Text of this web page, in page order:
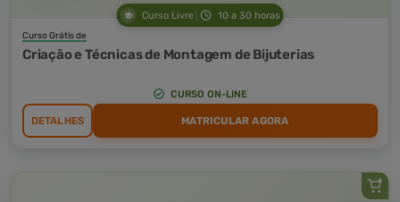
Curso Livre 10 a 30 horas
Curso Grátis de
Criação e Técnicas de Montagem de Bijuterias
CURSO ON-LINE
DETALHES MATRICULAR AGORA